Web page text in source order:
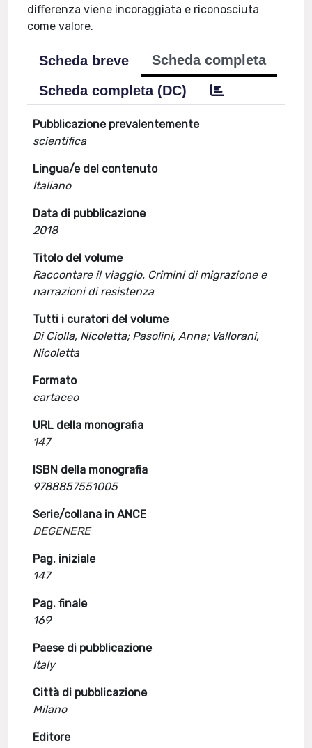
differenza viene incoraggiata e riconosciuta
come valore.
Scheda breve
Scheda completa
Scheda completa (DC)
Pubblicazione prevalentemente
scientifica
Lingua/e del contenuto
Italiano
Data di pubblicazione
2018
Titolo del volume
Raccontare il viaggio. Crimini di migrazione e
narrazioni di resistenza
Tutti i curatori del volume
Di Ciolla, Nicoletta; Pasolini, Anna; Vallorani,
Nicoletta
Formato
cartaceo
URL della monografia
147
ISBN della monografia
9788857551005
Serie/collana in ANCE
DEGENERE
Pag. iniziale
147
Pag. finale
169
Paese di pubblicazione
Italy
Città di pubblicazione
Milano
Editore